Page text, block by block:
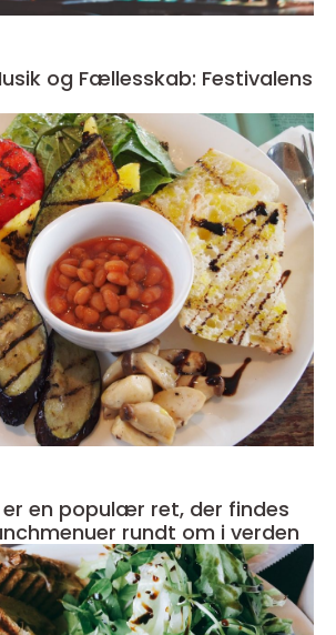
og Fællesskab: Festivalens
er en populær ret, der findes
rundt om i verden